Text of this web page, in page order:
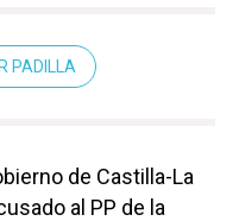
PADILLA
de Castilla-La
al PP de la